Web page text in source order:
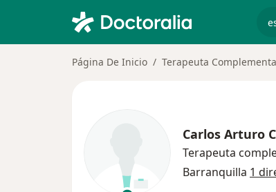
Página De Inicio Terapeuta
Carlos Arturo
Terapeuta
Barranquilla 1